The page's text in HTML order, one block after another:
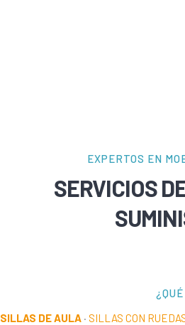
EXPERTOS EN
SERVICIOS
SILLAS DE AULA· SILLAS CON